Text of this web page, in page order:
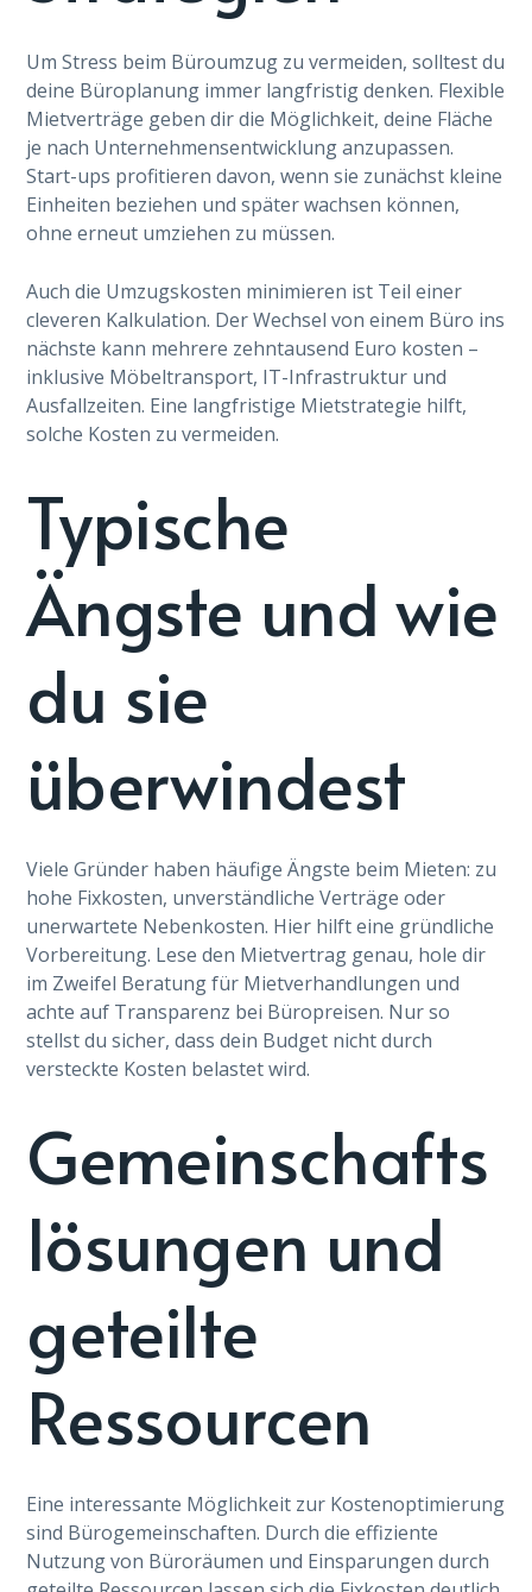
Um Stress beim Büroumzug zu vermeiden, solltest du
deine Büroplanung immer langfristig denken. Flexible
Mietverträge geben dir die Möglichkeit, deine Fläche
je nach Unternehmensentwicklung anzupassen.
Start-ups profitieren davon, wenn sie zunächst kleine
Einheiten beziehen und später wachsen können,
ohne erneut umziehen zu müssen.
Auch die Umzugskosten minimieren ist Teil einer
cleveren Kalkulation. Der Wechsel von einem Büro ins
nächste kann mehrere zehntausend Euro kosten –
inklusive Möbeltransport, IT-Infrastruktur und
Ausfallzeiten. Eine langfristige Mietstrategie hilft,
solche Kosten zu vermeiden.
Typische
Ängste und wie
du sie
überwindest
Viele Gründer haben häufige Ängste beim Mieten: zu
hohe Fixkosten, unverständliche Verträge oder
unerwartete Nebenkosten. Hier hilft eine gründliche
Vorbereitung. Lese den Mietvertrag genau, hole dir
im Zweifel Beratung für Mietverhandlungen und
achte auf Transparenz bei Büropreisen. Nur so
stellst du sicher, dass dein Budget nicht durch
versteckte Kosten belastet wird.
Gemeinschafts
lösungen und
geteilte
Ressourcen
Eine interessante Möglichkeit zur Kostenoptimierung
sind Bürogemeinschaften. Durch die effiziente
Nutzung von Büroräumen und Einsparungen durch